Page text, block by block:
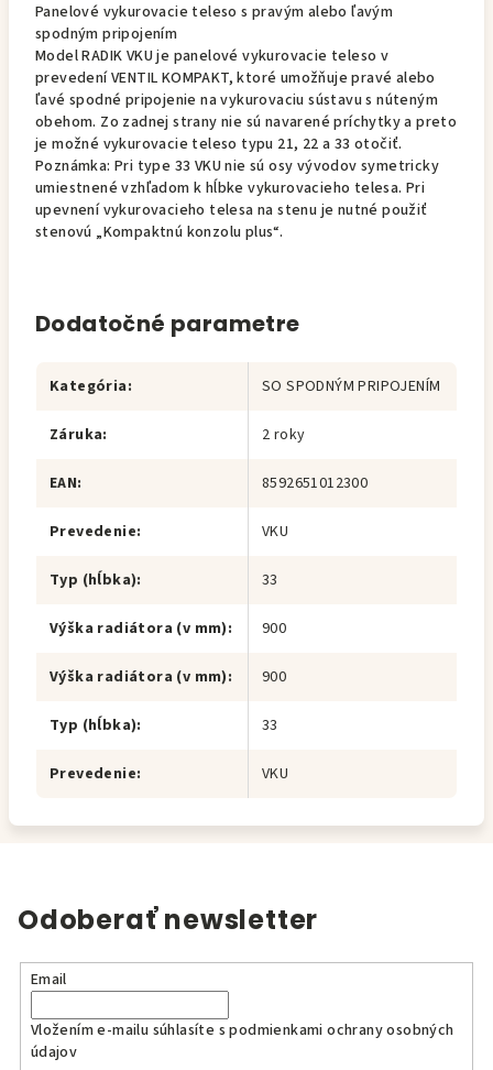
Panelové vykurovacie teleso s pravým alebo ľavým
spodným pripojením
Model RADIK VKU je panelové vykurovacie teleso v
prevedení VENTIL KOMPAKT, ktoré umožňuje pravé alebo
ľavé spodné pripojenie na vykurovaciu sústavu s núteným
obehom. Zo zadnej strany nie sú navarené príchytky a preto
je možné vykurovacie teleso typu 21, 22 a 33 otočiť.
Poznámka: Pri type 33 VKU nie sú osy vývodov symetricky
umiestnené vzhľadom k hĺbke vykurovacieho telesa. Pri
upevnení vykurovacieho telesa na stenu je nutné použiť
stenovú „Kompaktnú konzolu plus“.
Dodatočné parametre
Kategória: SO SPODNÝM PRIPOJENÍM
Záruka: 2 roky
EAN: 8592651012300
Prevedenie: VKU
Typ (hĺbka): 33
Výška radiátora (v mm): 900
Výška radiátora (v mm): 900
Typ (hĺbka): 33
Prevedenie: VKU
Odoberať newsletter
Email
Vložením e-mailu súhlasíte spodmienkami ochrany osobných
údajov